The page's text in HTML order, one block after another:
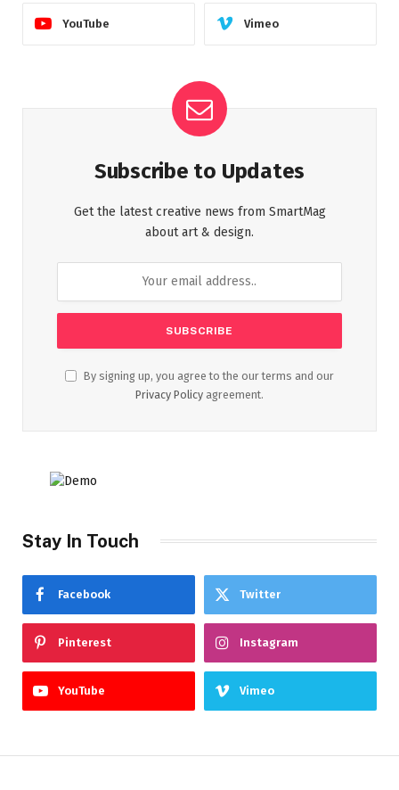
YouTube Vimeo
Subscribe to Updates
Get the latest creative news from SmartMag
about art & design.
By signing up, you agree to the our terms and our
Privacy Policy agreement.
Stay In Touch
Facebook Twitter
Pinterest Instagram
YouTube Vimeo